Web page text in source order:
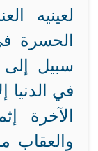
لعينيه
الحسرة
سبيل إلى
في الدنيا
الآخرة
والعقاب